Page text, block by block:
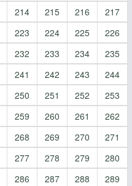
214 215 216
217
223 224 225
226
232 233 234
235
241 242 243
244
250 251 252
253
259 260 261
262
268 269 270
271
277 278 279
280
286 287 288
289